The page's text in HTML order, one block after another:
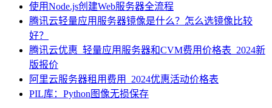
使用Node.js创建Web服务器全流程
腾讯云轻量应用服务器镜像是什么？怎么选镜像比较
好？
腾讯云优惠_轻量应用服务器和CVM费用价格表_2024新
版报价
阿里云服务器租用费用_2024优惠活动价格表
PIL库：Python图像无损保存